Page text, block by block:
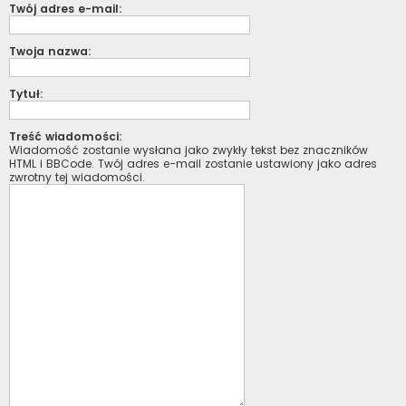
Twój adres e-mail:
Twoja nazwa:
Tytuł:
Treść wiadomości:
Wiadomość zostanie wysłana jako zwykły tekst bez znaczników
HTML i BBCode. Twój adres e-mail zostanie ustawiony jako adres
zwrotny tej wiadomości.